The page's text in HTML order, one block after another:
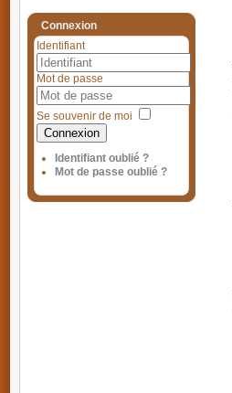
Connexion
Identifiant
Mot de passe
Se souvenir de moi
Connexion
Identifiant oublié ?
Mot de passe oublié ?